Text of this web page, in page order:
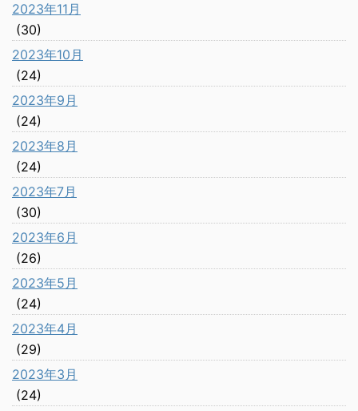
2023年11月
(30)
2023年10月
(24)
2023年9月
(24)
2023年8月
(24)
2023年7月
(30)
2023年6月
(26)
2023年5月
(24)
2023年4月
(29)
2023年3月
(24)